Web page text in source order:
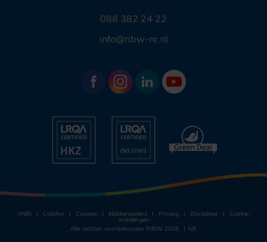
088 382 24 22
info@ribw-nr.nl
ANBI Colofon Cookies Klokkenluiders Privacy Disclaimer Cookie-
instellingen
Alle rechten voorbehouden RIBW 2026
UX